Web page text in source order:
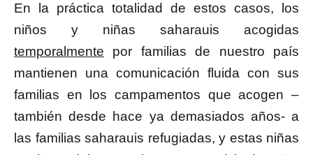
En la práctica totalidad de estos casos, los
niños y niñas saharauis acogidas
temporalmente por familias de nuestro país
mantienen una comunicación fluida con sus
familias en los campamentos que acogen –
también desde hace ya demasiados años- a
las familias saharauis refugiadas, y estas niñas